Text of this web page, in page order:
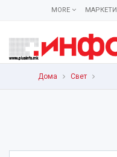
MORE
Дома Свет